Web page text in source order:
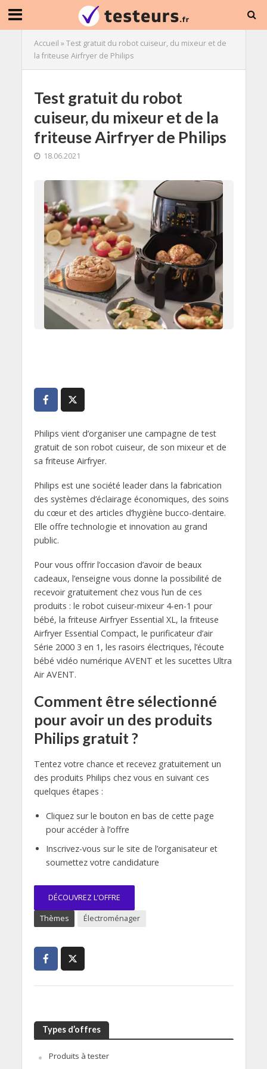
Accueil »Test gratuit du robot cuiseur, du mixeur et de
la friteuse Airfryer de Philips
Test gratuit du robot
cuiseur, du mixeur et de la
friteuse Airfryer de Philips
18.06.2021
Philips vient d’organiser une campagne de test
gratuit de son robot cuiseur, de son mixeur et de
sa friteuse Airfryer.
Philips est une société leader dans la fabrication
des systèmes d’éclairage économiques, des soins
du cœur et des articles d’hygiène bucco-dentaire.
Elle offre technologie et innovation au grand
public.
Pour vous offrir l’occasion d’avoir de beaux
cadeaux, l’enseigne vous donne la possibilité de
recevoir gratuitement chez vous l’un de ces
produits : le robot cuiseur-mixeur 4-en-1 pour
bébé, la friteuse Airfryer Essential XL, la friteuse
Airfryer Essential Compact, le purificateur d’air
Série 2000 3 en 1, les rasoirs électriques, l’écoute
bébé vidéo numérique AVENT et les sucettes Ultra
Air AVENT.
Comment être sélectionné
pour avoir un des produits
Philips gratuit ?
Tentez votre chance et recevez gratuitement un
des produits Philips chez vous en suivant ces
quelques étapes :
Cliquez sur le bouton en bas de cette page
pour accéder à l’offre
Inscrivez-vous sur le site de l’organisateur et
soumettez votre candidature
DÉCOUVREZ L’OFFRE
Thèmes Électroménager
Types d’offres
Produits à tester